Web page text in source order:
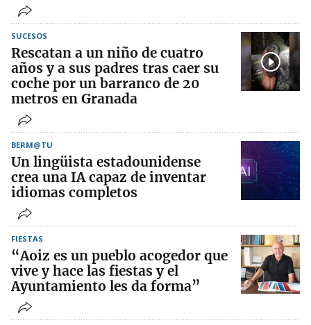
SUCESOS
Rescatan a un niño de cuatro
años y a sus padres tras caer su
coche por un barranco de 20
metros en Granada
BERM@TU
Un lingüista estadounidense
crea una IA capaz de inventar
idiomas completos
FIESTAS
“Aoiz es un pueblo acogedor que
vive y hace las fiestas y el
Ayuntamiento les da forma”